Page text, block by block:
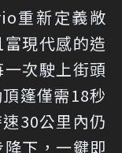
重新定義敞
現代感的造
次駛上街頭
篷僅需18秒
30公里內仍
下，一鍵即